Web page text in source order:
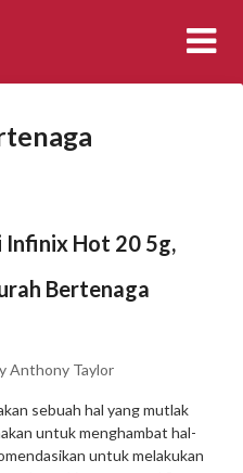
Infinix Hot 20 5g,
Bertenaga
Anthony Taylor
sebuah hal yang mutlak
untuk menghambat hal-
untuk melakukan